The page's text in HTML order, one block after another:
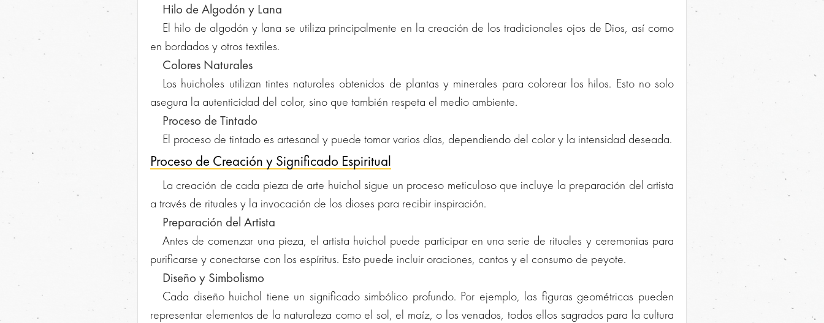
Hilo de Algodón y Lana
El hilo de algodón y lana se utiliza principalmente en la creación de los tradicionales ojos de Dios, así como
en bordados y otros textiles.
Colores Naturales
Los huicholes utilizan tintes naturales obtenidos de plantas y minerales para colorear los hilos. Esto no solo
asegura la autenticidad del color, sino que también respeta el medio ambiente.
Proceso de Tintado
El proceso de tintado es artesanal y puede tomar varios días, dependiendo del color y la intensidad deseada.
Proceso de Creación y Significado Espiritual
La creación de cada pieza de arte huichol sigue un proceso meticuloso que incluye la preparación del artista
a través de rituales y la invocación de los dioses para recibir inspiración.
Preparación del Artista
Antes de comenzar una pieza, el artista huichol puede participar en una serie de rituales y ceremonias para
purificarse y conectarse con los espíritus. Esto puede incluir oraciones, cantos y el consumo de peyote.
Diseño y Simbolismo
Cada diseño huichol tiene un significado simbólico profundo. Por ejemplo, las figuras geométricas pueden
representar elementos de la naturaleza como el sol, el maíz, o los venados, todos ellos sagrados para la cultura